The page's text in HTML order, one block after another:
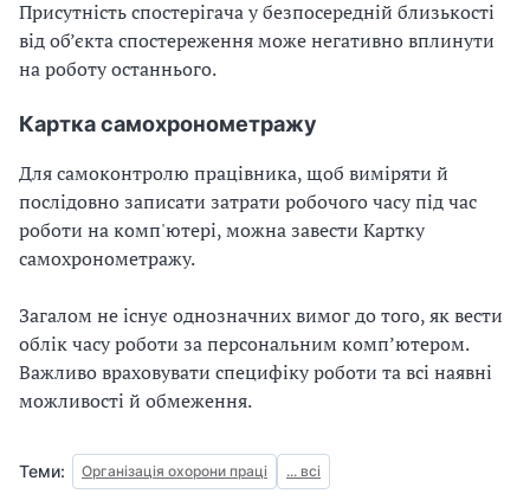
Присутність спостерігача у безпосередній близькості
від об’єкта спостереження може негативно вплинути
на роботу останнього.
Картка самохронометражу
Для самоконтролю працівника, щоб виміряти й
послідовно записати затрати робочого часу під час
роботи на комп'ютері, можна завести Картку
самохронометражу.
Загалом не існує однозначних вимог до того, як вести
облік часу роботи за персональним комп’ютером.
Важливо враховувати специфіку роботи та всі наявні
можливості й обмеження.
Теми: Організація охорони праці ... всі